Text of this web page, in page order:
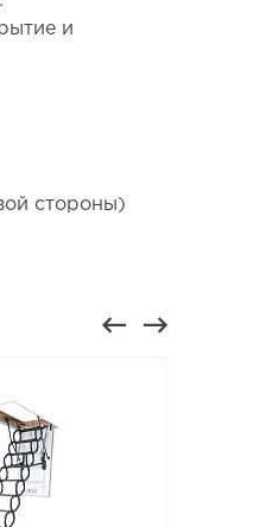
и
стороны)